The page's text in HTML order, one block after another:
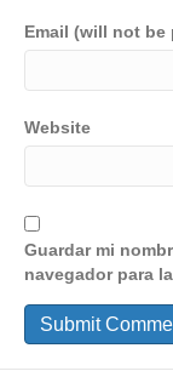
Email (will not
Website
Guardar mi
navegador para